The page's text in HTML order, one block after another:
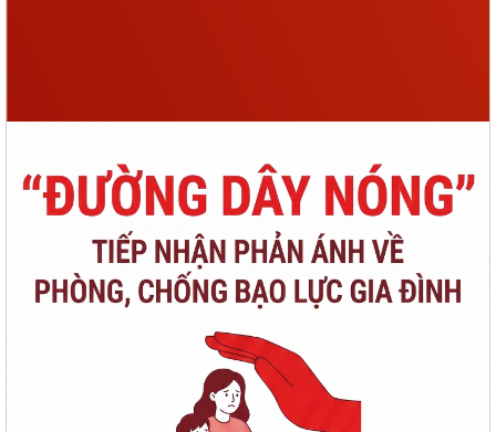
THÔNG BÁO: VỀ VIỆC KẾT THÚC NIÊM YẾT CÔNG KHAI KẾT QUẢ RÀ
CHÍ LINH LẤY MẪU XÉT NGHIỆM ADN 15 PHẦN MỘ LIỆT SĨ CHƯA XÁC
ĐỊNH ĐƯỢC DANH TÍNH
Thông báo về việc chăm sóc và phòng trừ sâu bệnh hại lúa vụ mùa
2026
BAN THƯỜNG VỤ ĐẢNG ỦY PHƯỜNG CHÍ LINH HỌP THƯỜNG KỲ
THÁNG 8, CHO Ý KIẾN NHIỀU NỘI DUNG QUAN TRỌNG
PHƯỜNG CHÍ LINH TRIỂN KHAI HIỆU QUẢ MÔ HÌNH "NGÀY THỨ NĂM
KHÔNG HẸN", NÂNG CAO CHẤT LƯỢNG PHỤC VỤ...